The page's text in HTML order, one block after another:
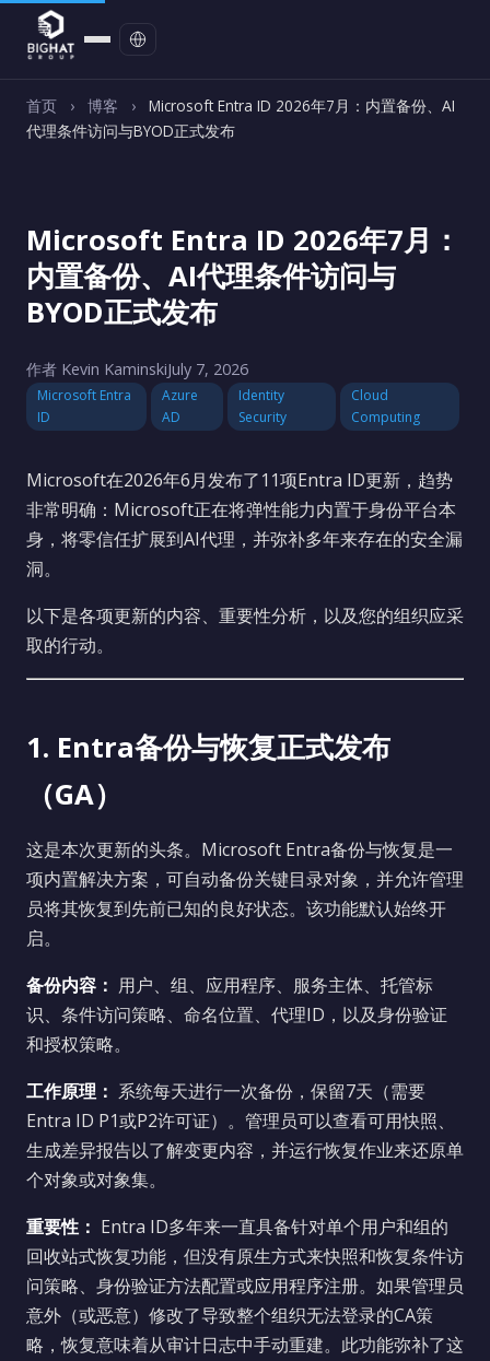
首页 › 博客 ›
Microsoft Entra ID 2026年7月：内置备份、AI
代理条件访问与BYOD正式发布
Microsoft Entra ID 2026年7月：
内置备份、AI代理条件访问与
BYOD正式发布
作者 Kevin KaminskiJuly 7, 2026
Microsoft Entra
ID
Azure
AD
Identity
Security
Cloud
Computing
Microsoft在2026年6月发布了11项Entra ID更新，趋势
非常明确：Microsoft正在将弹性能力内置于身份平台本
身，将零信任扩展到AI代理，并弥补多年来存在的安全漏
洞。
以下是各项更新的内容、重要性分析，以及您的组织应采
取的行动。
1. Entra备份与恢复正式发布
（GA）
这是本次更新的头条。Microsoft Entra备份与恢复是一
项内置解决方案，可自动备份关键目录对象，并允许管理
员将其恢复到先前已知的良好状态。该功能默认始终开
启。
备份内容： 用户、组、应用程序、服务主体、托管标
识、条件访问策略、命名位置、代理ID，以及身份验证
和授权策略。
工作原理： 系统每天进行一次备份，保留7天（需要
Entra ID P1或P2许可证）。管理员可以查看可用快照、
生成差异报告以了解变更内容，并运行恢复作业来还原单
个对象或对象集。
重要性： Entra ID多年来一直具备针对单个用户和组的
回收站式恢复功能，但没有原生方式来快照和恢复条件访
问策略、身份验证方法配置或应用程序注册。如果管理员
意外（或恶意）修改了导致整个组织无法登录的CA策
略，恢复意味着从审计日志中手动重建。此功能弥补了这